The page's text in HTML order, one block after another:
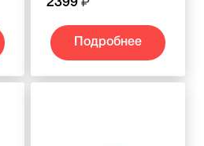
Подробнее